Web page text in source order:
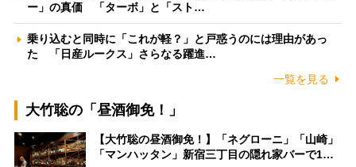
ー」の真価 「ターボ」と「スト…
乗り込むと同時に「これが軽？」と戸惑うのには理由があっ
た 「日産ルークス」さらなる躍進…
一覧を見る
大竹聡の「昼酒御免！」
【大竹聡の昼酒御免！】「ネグローニ」「山崎」
「マンハッタン」新宿三丁目の隠れ家バーで1…